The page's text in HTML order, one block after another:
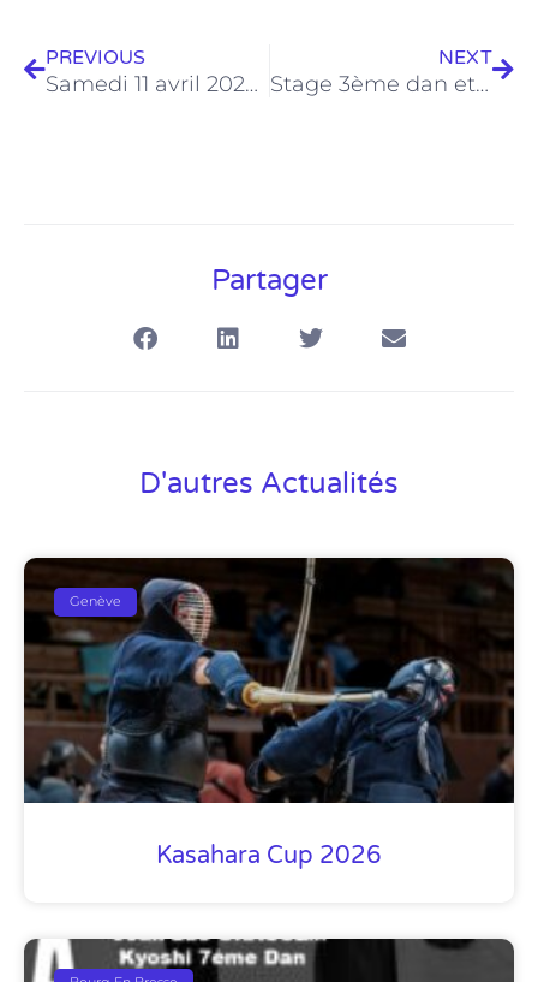
PREVIOUS
Samedi 11 avril 2026 à LYON Halle aux Fleurs
NEXT
Stage 3ème dan et plus encadré par Mr Roger ARMAND, Renshi 7e dan, le 14 juin 2026
Partager
D'autres Actualités
Genève
Kasahara Cup 2026